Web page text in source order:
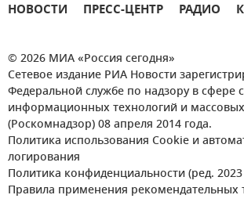
НОВОСТИ ПРЕСС-ЦЕНТР РАДИО
© 2026 МИА «Россия сегодня»
Сетевое издание РИА Новости
Федеральной службе по надзору в сфере
информационных технологий и
(Роскомнадзор) 08 апреля 2014 года.
Политика использования Cookie и
логирования
Политика конфиденциальности (ред. 2023
Правила применения рекомендательных